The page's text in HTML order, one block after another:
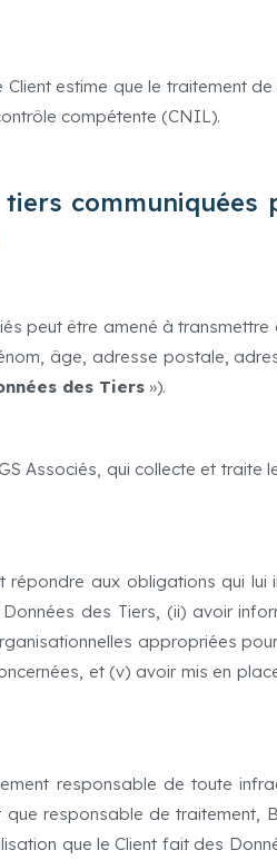
estime que le traitement
compétente (CNIL).
communiquées
peut être amené à
âge, adresse postale,
des Tiers »).
Associés, qui collecte et
aux obligations qui
des Tiers, (ii) avoir
appropriées
et (v) avoir mis en
responsable de toute
responsable de traitement,
que le Client fait des